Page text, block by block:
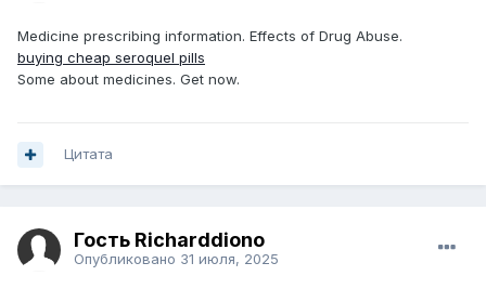
Medicine prescribing information. Effects of Drug Abuse.
buying cheap seroquel pills
Some about medicines. Get now.
Цитата
Гость Richarddiono
Опубликовано 31 июля, 2025